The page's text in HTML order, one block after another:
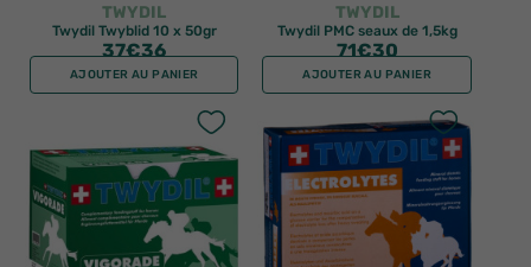
TWYDIL
Twydil Twyblid 10 x 50gr
37€36
AJOUTER AU PANIER
TWYDIL
Twydil PMC seaux de 1,5kg
71€30
AJOUTER AU PANIER